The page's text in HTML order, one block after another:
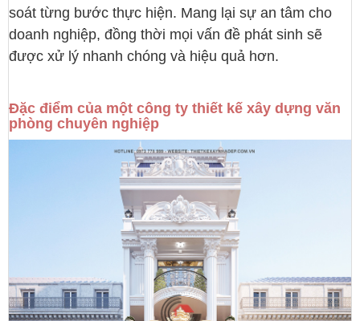
soát từng bước thực hiện. Mang lại sự an tâm cho
doanh nghiệp, đồng thời mọi vấn đề phát sinh sẽ
được xử lý nhanh chóng và hiệu quả hơn.
Đặc điểm của một công ty thiết kế xây dựng văn
phòng chuyên nghiệp